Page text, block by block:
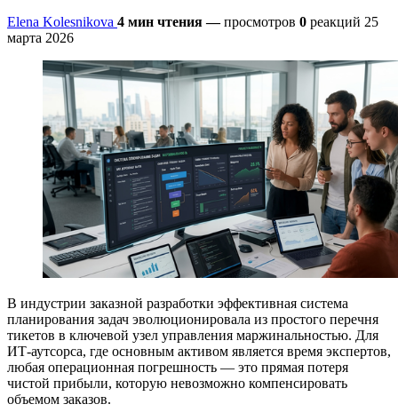
Elena Kolesnikova 4 мин чтения —просмотров 0 реакций 25
марта 2026
В индустрии заказной разработки эффективная система
планирования задач эволюционировала из простого перечня
тикетов в ключевой узел управления маржинальностью. Для
ИТ-аутсорса, где основным активом является время экспертов,
любая операционная погрешность — это прямая потеря
чистой прибыли, которую невозможно компенсировать
объемом заказов.